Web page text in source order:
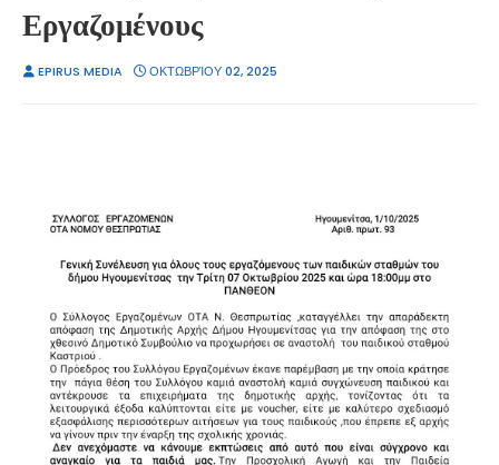
Εργαζομένους
EPIRUS MEDIA ΟΚΤΩΒΡΊΟΥ 02, 2025